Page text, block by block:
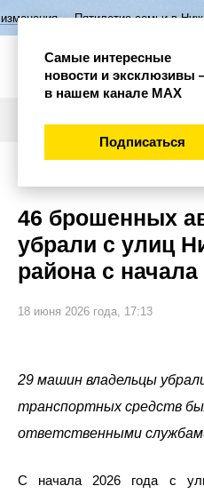
семьи в Нижегородской
46 брошенных
убрали с улиц
района с начала
18 июня 2026 года, 17:13
29 машин владельцы
транспортных средств
ответственными
С начала 2026 года с
Самые интересные
новости и эксклюзивы
в нашем канале МАХ
Подписаться